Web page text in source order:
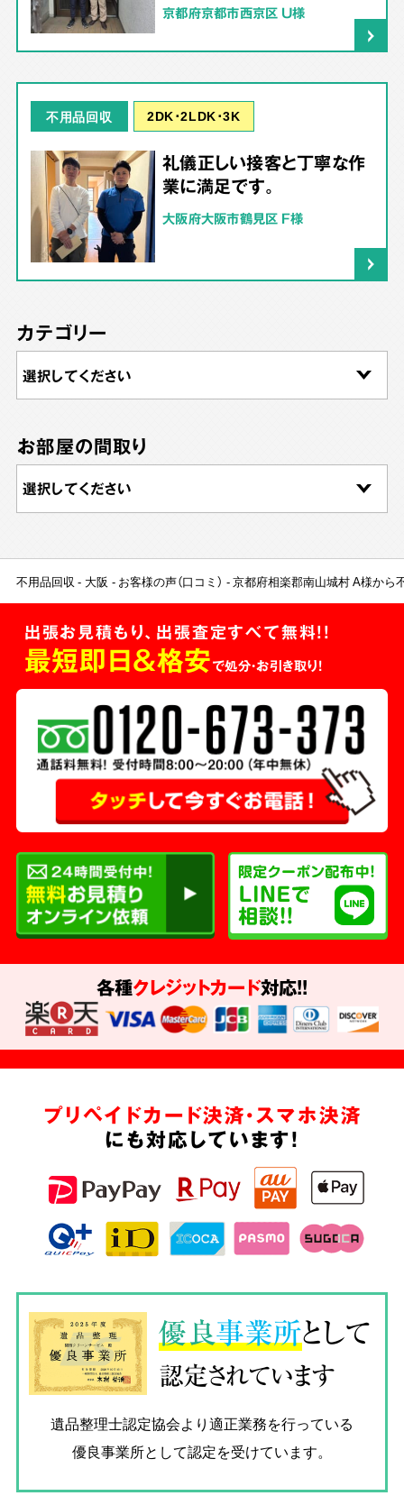
京都府京都市西京区 U様
不用品回収 2DK･2LDK･3K
礼儀正しい接客と丁寧な作
業に満足です。
大阪府大阪市鶴見区 F様
カテゴリー
お部屋の間取り
不用品回収 大阪 お客様の声（口コミ） 京都府相楽郡南山城村 A様から
出張お見積もり、出張査定すべて無料!!
最短即日＆格安で処分・お引き取り！
各種クレジットカード対応!!
プリペイドカード決済・スマホ決済
にも対応しています!
優良事業所として
認定されています
遺品整理士認定協会より適正業務を行っている
優良事業所として認定を受けています。